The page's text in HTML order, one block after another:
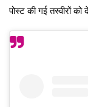
पोस्ट की गई तस्वीरों